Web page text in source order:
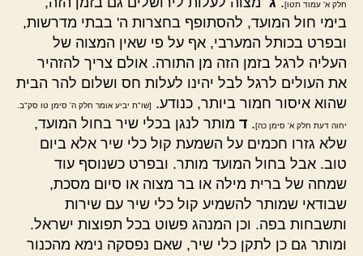
חלק א' עמוד תטו]
בימי חול המועד, להסתופף בחצרות ה' בבתי מדרשות,
ובפרט בכותל המערבי, אף על פי שאין המצוה של
העליה לרגל בזמן הזה מן התורה. אולם צריך להזהיר
את העולים לרגל לבל יהינו לעלות חס ושלום להר הבית
שהוא איסור חמור ביותר, כנודע.
[שו"ת יביע אומר חלק ה' סימן טו סק"ב.
יחוה דעת חלק א' סימן כה]. ד מותר לנגן בכלי שיר בחול המועד,
שלא גזרו חכמים על השמעת קול כלי שיר אלא ביום
טוב. אבל בחול המועד מותר. ובפרט כשנוסף עוד
שמחה של ברית מילה או בר מצוה או סיום מסכת,
שבודאי שמותר להשמיע קול כלי שיר עם שירות
ותשבחות בפה. וכן המנהג פשוט בכל תפוצות ישראל.
ומותר גם כן לתקן כלי שיר, שאם נפסקה נימא מהכנור